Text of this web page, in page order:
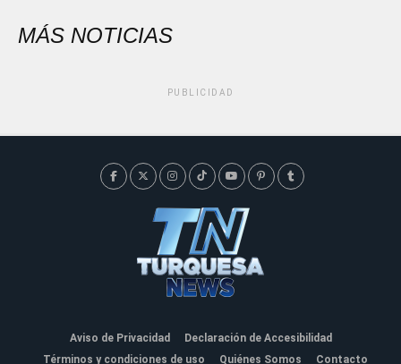
MÁS NOTICIAS
PUBLICIDAD
Aviso de Privacidad
Declaración de Accesibilidad
Términos y condiciones de uso
Quiénes Somos Contacto